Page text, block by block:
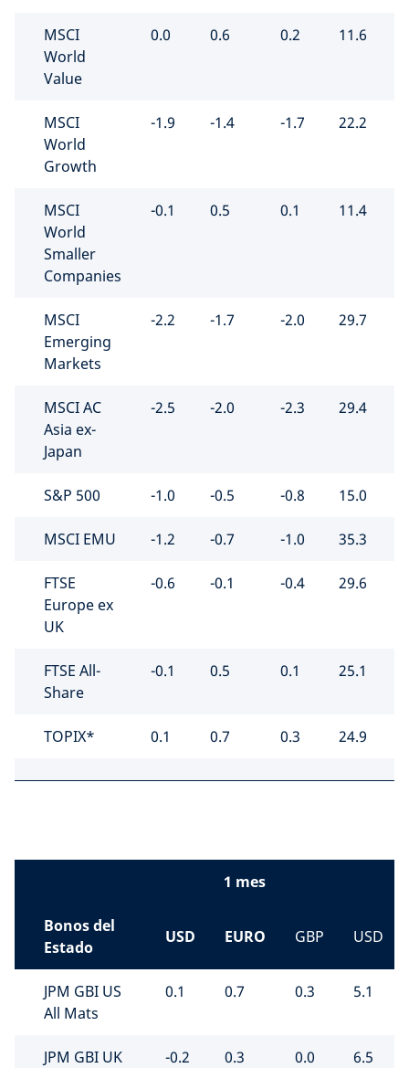
MSCI
World
Value
0.0 0.6 0.2 11.6
MSCI
World
Growth
-1.9 -1.4 -1.7 22.2
MSCI
World
Smaller
Companies
-0.1 0.5 0.1 11.4
MSCI
Emerging
Markets
-2.2 -1.7 -2.0 29.7
MSCI AC
Asia ex-
Japan
-2.5 -2.0 -2.3 29.4
S&P 500 -1.0 -0.5 -0.8 15.0
MSCI EMU -1.2 -0.7 -1.0 35.3
FTSE
Europe ex
UK
-0.6 -0.1 -0.4 29.6
FTSE All-
Share
-0.1 0.5 0.1 25.1
TOPIX* 0.1 0.7 0.3 24.9
1 mes
Bonos del
Estado
USD EURO GBP USD
JPM GBI US
All Mats
0.1 0.7 0.3 5.1
JPM GBI UK
-0.2 0.3 0.0 6.5